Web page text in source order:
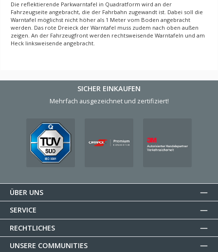
Die reflektierende Parkwarntafel in Quadratform wird an der
Fahrzeugseite angebracht, die der Fahrbahn zugewandt ist. Dabei soll die
Warntafel möglichst nicht höher als 1 Meter vom Boden angebracht
werden. Das rote Dreieck der Warntafel muss zudem nach oben außen
zeigen. An der Fahrzeugfront werden rechtsweisende Warntafeln und am
Heck linksweisende angebracht.
SICHER EINKAUFEN
Mehrfach ausgezeichnet und zertifiziert!
ÜBER UNS
SERVICE
RECHTLICHES
UNSERE COMMUNITIES